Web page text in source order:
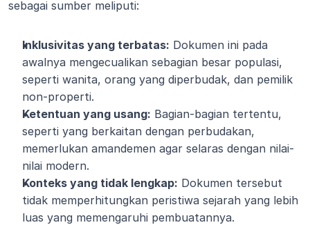
sebagai sumber meliputi:
Inklusivitas yang terbatas: Dokumen ini pada
awalnya mengecualikan sebagian besar populasi,
seperti wanita, orang yang diperbudak, dan pemilik
non-properti.
Ketentuan yang usang: Bagian-bagian tertentu,
seperti yang berkaitan dengan perbudakan,
memerlukan amandemen agar selaras dengan nilai-
nilai modern.
Konteks yang tidak lengkap: Dokumen tersebut
tidak memperhitungkan peristiwa sejarah yang lebih
luas yang memengaruhi pembuatannya.